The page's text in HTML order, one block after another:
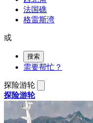
法国礁
格雷斯湾
或
搜索
需要帮忙？
探险游轮
探险游轮